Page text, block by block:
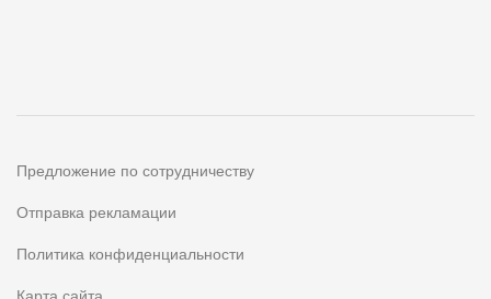
Предложение по сотрудничеству
Отправка рекламации
Политика конфиденциальности